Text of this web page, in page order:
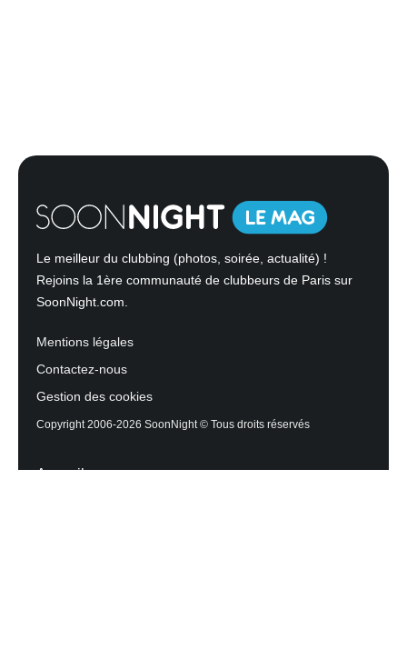
Le meilleur du clubbing (photos, soirée, actualité) !
Rejoins la 1ère communauté de clubbeurs de Paris sur
SoonNight.com.
Mentions légales
Contactez-nous
Gestion des cookies
Copyright 2006-2026 SoonNight © Tous droits réservés
Accueil